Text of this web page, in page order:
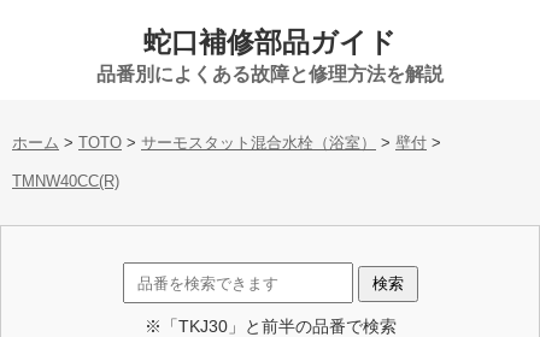
蛇口補修部品ガイド
品番別によくある故障と修理方法を解説
ホーム > TOTO > サーモスタット混合水栓（浴室） > 壁付 >
TMNW40CC(R)
※「TKJ30」と前半の品番で検索